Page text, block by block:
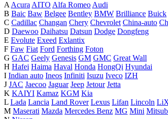
AAcuraAITO Alfa RomeoAudi
B Baic Baw Belgee Bentley BMW Brilliance Buick
C Cadillac Changan Chery Chevrolet China-auto
D Daewoo Daihatsu Datsun Dodge Dongfeng
E Evolute Exeed Exlantix
F Faw Fiat Ford Forthing Foton
G GAC Geely Genesis GM GMC Great Wall
H Hafei Haima Haval Honda HongQi Hyundai
I Indian auto Ineos Infiniti Isuzu Iveco IZH
J JAC Jaecoo Jaguar Jeep Jetour Jetta
K KAIYI Kamaz KGM Kia
L Lada Lancia Land Rover Lexus Lifan Lincoln
M Maserati Mazda Mercedes Benz MG Mini